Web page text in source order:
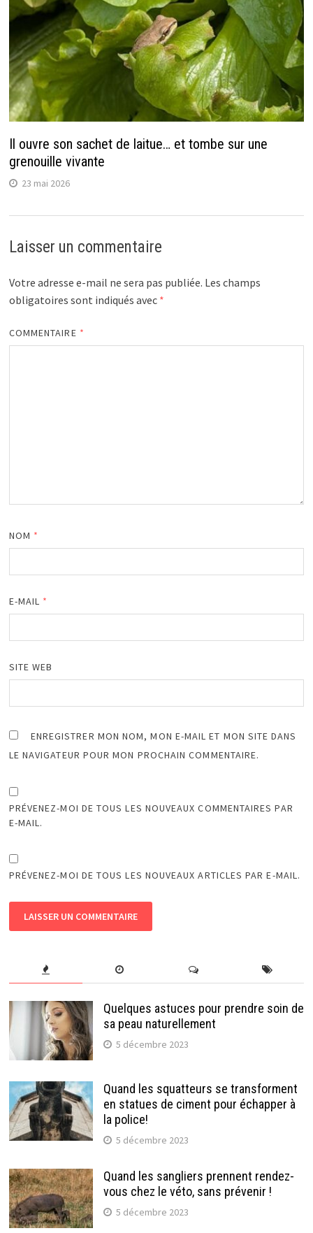
Il ouvre son sachet de laitue… et tombe sur une
grenouille vivante
23 mai 2026
Laisser un commentaire
Votre adresse e-mail ne sera pas publiée. Les champs
obligatoires sont indiqués avec *
COMMENTAIRE *
NOM *
E-MAIL *
SITE WEB
ENREGISTRER MON NOM, MON E-MAIL ET MON SITE DANS
LE NAVIGATEUR POUR MON PROCHAIN COMMENTAIRE.
PRÉVENEZ-MOI DE TOUS LES NOUVEAUX COMMENTAIRES PAR
E-MAIL.
PRÉVENEZ-MOI DE TOUS LES NOUVEAUX ARTICLES PAR E-MAIL.
Quelques astuces pour prendre soin de
sa peau naturellement
5 décembre 2023
Quand les squatteurs se transforment
en statues de ciment pour échapper à
la police!
5 décembre 2023
Quand les sangliers prennent rendez-
vous chez le véto, sans prévenir !
5 décembre 2023